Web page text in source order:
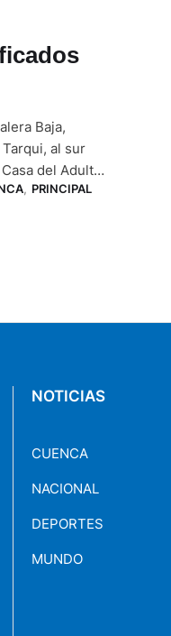
Baja,
al sur
del Adulto
los, PRINCIPAL
NOTICIAS
CUENCA
NACIONAL
DEPORTES
MUNDO